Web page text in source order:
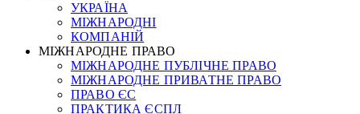
УКРАЇНА
МІЖНАРОДНІ
КОМПАНІЙ
МІЖНАРОДНЕ ПРАВО
МІЖНАРОДНЕ ПУБЛІЧНЕ ПРАВО
МІЖНАРОДНЕ ПРИВАТНЕ ПРАВО
ПРАВО ЄС
ПРАКТИКА ЄСПЛ